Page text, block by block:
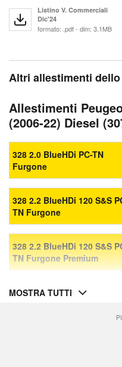
Listino V. Commerciali
Dic'24
formato: .pdf - dim: 3.1MB
Altri allestimenti
Allestimenti
(2006-22) Diesel
328 2.0 BlueHDi PC-TN
Furgone
328 2.2 BlueHDi 120 S&S
TN Furgone
328 2.2 BlueHDi 120 S&S
TN Furgone Premium
MOSTRA TUTTI